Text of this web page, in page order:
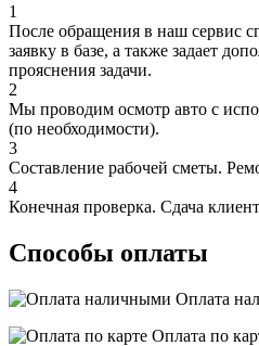
1
После обращения в наш сервис
заявку в базе, а также задает
прояснения задачи.
2
Мы проводим осмотр авто с
(по необходимости).
3
Составление рабочей сметы.
4
Конечная проверка. Сдача
Способы оплаты
Оплата
Оплата по